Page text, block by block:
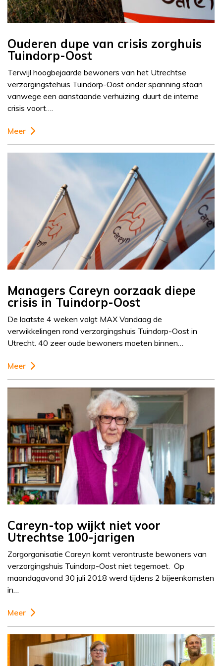
Ouderen dupe van crisis zorghuis
Tuindorp-Oost
Terwijl hoogbejaarde bewoners van het Utrechtse
verzorgingstehuis Tuindorp-Oost onder spanning staan
vanwege een aanstaande verhuizing, duurt de interne
crisis voort….
Meer
Managers Careyn oorzaak diepe
crisis in Tuindorp-Oost
De laatste 4 weken volgt MAX Vandaag de
verwikkelingen rond verzorgingshuis Tuindorp-Oost in
Utrecht. 40 zeer oude bewoners moeten binnen…
Meer
Careyn-top wijkt niet voor
Utrechtse 100-jarigen
Zorgorganisatie Careyn komt verontruste bewoners van
verzorgingshuis Tuindorp-Oost niet tegemoet. Op
maandagavond 30 juli 2018 werd tijdens 2 bijeenkomsten
in…
Meer